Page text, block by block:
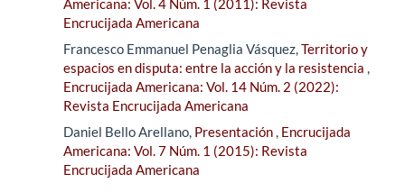
Americana: Vol. 4 Núm. 1 (2011): Revista
Encrucijada Americana
Francesco Emmanuel Penaglia Vásquez,Territorio y
espacios en disputa: entre la acción y la resistencia ,
Encrucijada Americana: Vol. 14 Núm. 2 (2022):
Revista Encrucijada Americana
Daniel Bello Arellano, Presentación, Encrucijada
Americana: Vol. 7 Núm. 1 (2015): Revista
Encrucijada Americana